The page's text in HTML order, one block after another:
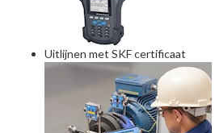
Uitlijnen met SKF certificaat